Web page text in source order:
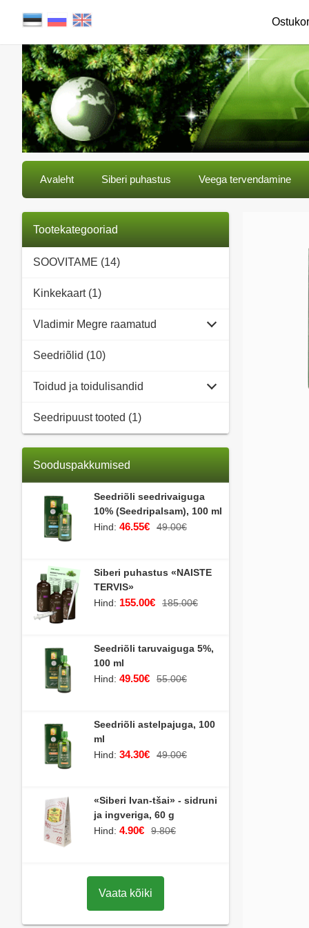
Avaleht Siberi puhastus Veega tervendamine
Tootekategooriad
SOOVITAME (14)
Kinkekaart (1)
Vladimir Megre raamatud
Seedriõlid (10)
Toidud ja toidulisandid
Seedripuust tooted (1)
Sooduspakkumised
Seedriõli seedrivaiguga
10% (Seedripalsam), 100 ml
Hind: 46.55€ 49.00€
Siberi puhastus «NAISTE
TERVIS»
Hind: 155.00€ 185.00€
Seedriõli taruvaiguga 5%,
100 ml
Hind: 49.50€ 55.00€
Seedriõli astelpajuga, 100
ml
Hind: 34.30€ 49.00€
«Siberi Ivan-tšai» - sidruni
ja ingveriga, 60 g
Hind: 4.90€ 9.80€
Vaata kõiki